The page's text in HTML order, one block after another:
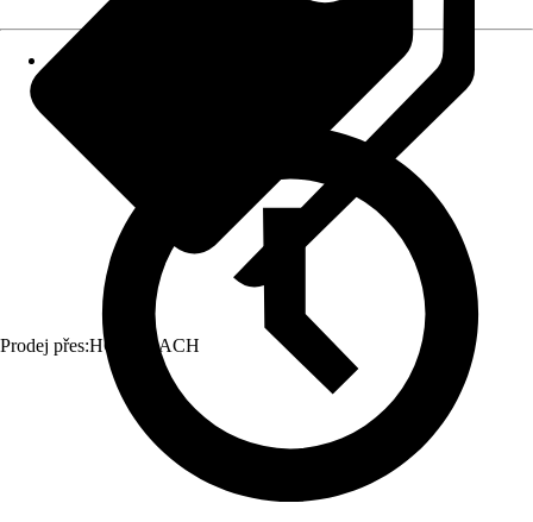
Prodej přes:HORNBACH